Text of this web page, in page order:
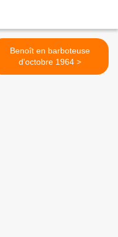
Benoît en barboteuse
d'octobre 1964 >